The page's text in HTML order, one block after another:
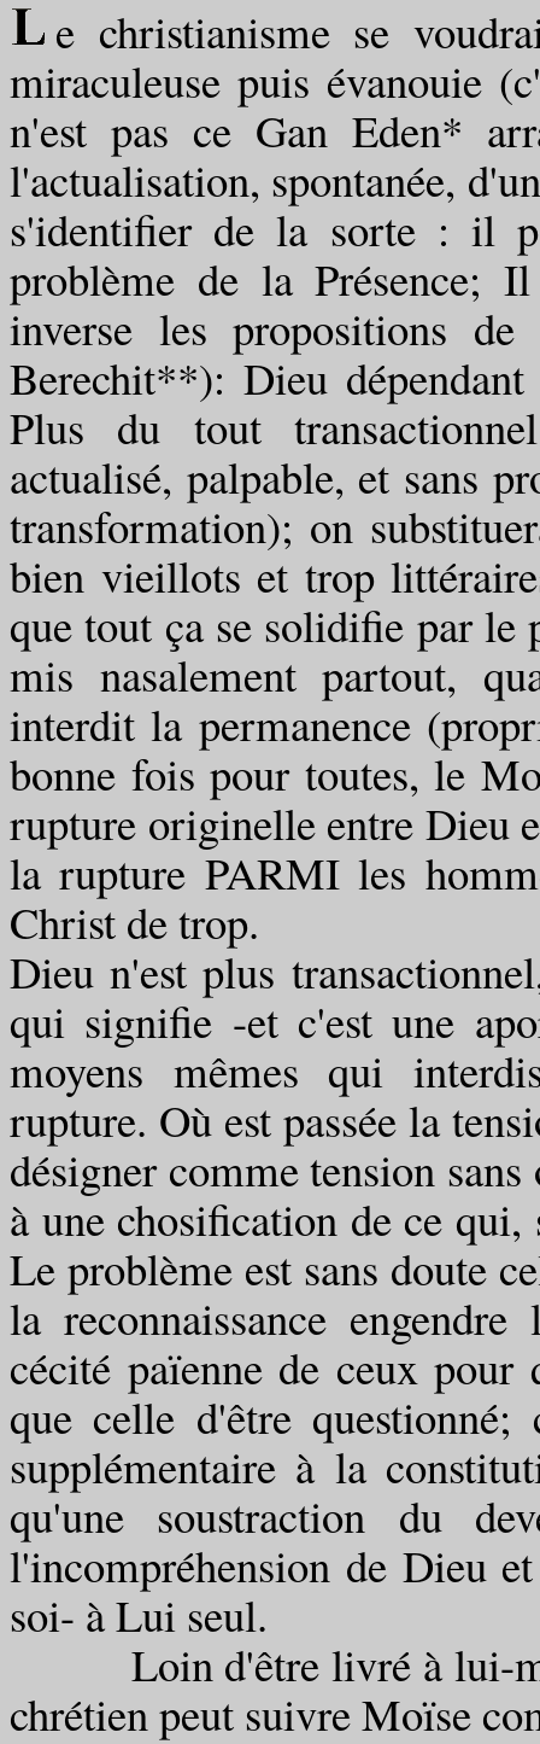
e christianisme se
miraculeuse puis évanouie
n'est pas ce Gan Eden*
l'actualisation, spontanée,
s'identifier de la sorte : il
problème de la Présence;
inverse les propositions
Berechit**): Dieu
Plus du tout
actualisé, palpable, et sans
transformation); on
bien vieillots et trop
que tout ça se solidifie par le
mis nasalement partout,
interdit la permanence
bonne fois pour toutes, le
rupture originelle entre Dieu
la rupture PARMI les
Christ de trop.
Dieu n'est plus
qui signifie -et c'est une
moyens mêmes qui
rupture. Où est passée la
désigner comme tension
à une chosification de ce
Le problème est sans doute
la reconnaissance
cécité païenne de ceux
que celle d'être
supplémentaire à la
qu'une soustraction du
l'incompréhension de Dieu
soi- à Lui seul.
Loin d'être livré à lui-
chrétien peut suivre Moïse